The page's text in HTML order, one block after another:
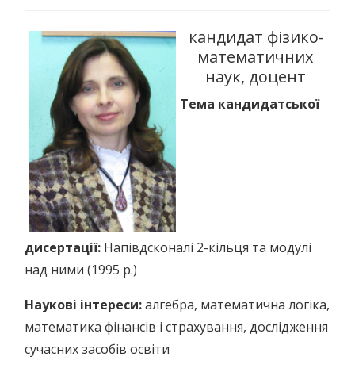
кандидат фізико-
математичних
наук, доцент
Тема кандидатської
дисертації: Напівдсконалі 2-кільця та модулі
над ними (1995 р.)
Наукові інтереси:алгебра, математична логіка,
математика фінансів і страхування, дослідження
сучасних засобів освіти